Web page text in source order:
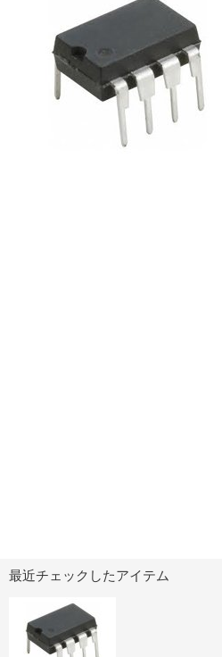
最近チェックしたアイテム